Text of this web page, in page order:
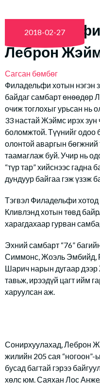
Леброн
Сагсан бөмбөг
2018-02-27
Филадельфи хотын нэгэн
байдаг самбарт өнөөдөр
очиж тоглохыг урьсан нь
33 настай Жэймс ирэх зун
боломжтой. Түүнийг одоо
олонтой аваргын бөгжний
таамаглаж буй. Учир нь
“түр тар” хийснээс гадна
дундуур байгаа гэж үзэж
Тэгвэл Филадельфи
Кливлэнд хотын төвд
харагдахаар гурван
Эхний самбарт “76”
Симмонс, Жоэль Эмбийд,
Шарич нарын дугаар дээр
тавьж, ирээдүй цагт ийм
харуулсан аж.
Сонирхуулахад, Леброн
жилийн 205 сая
бусад багтай гэрээ
хөлс юм. Саяхан Лос